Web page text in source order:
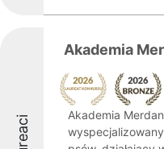
Akademia
Akademia